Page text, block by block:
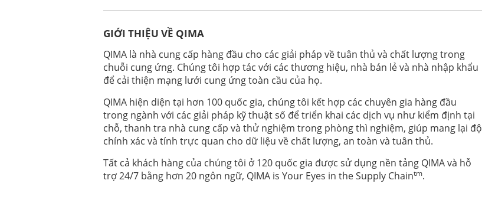
Xem Ngay Theo Yêu Cầu
IMPLEMENTATION OF THE EU BATTERY REGULATION: CHALLENGES AND
OPPORTUNITIES
Xem Ngay Theo Yêu Cầu CN
欧盟标签法规–2024年主要更新
Xem Ngay Theo Yêu Cầu
APPROPRIATE ACTIONS FOR EMP DEVIATIONS
GIỚI THIỆU VỀ QIMA
QIMA là nhà cung cấp hàng đầu cho các giải pháp về tuân thủ và chất lượng trong
chuỗi cung ứng. Chúng tôi hợp tác với các thương hiệu, nhà bán lẻ và nhà nhập khẩu
để cải thiện mạng lưới cung ứng toàn cầu của họ.
QIMA hiện diện tại hơn 100 quốc gia, chúng tôi kết hợp các chuyên gia hàng đầu
trong ngành với các giải pháp kỹ thuật số để triển khai các dịch vụ như kiểm định tại
chỗ, thanh tra nhà cung cấp và thử nghiệm trong phòng thì nghiệm, giúp mang lại độ
chính xác và tính trực quan cho dữ liệu về chất lượng, an toàn và tuân thủ.
Tất cả khách hàng của chúng tôi ở 120 quốc gia được sử dụng nền tảng QIMA và hỗ
trợ 24/7 bằng hơn 20 ngôn ngữ, QIMA is Your Eyes in the Supply Chaintm.